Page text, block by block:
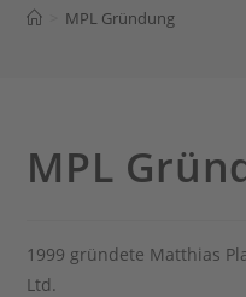
MPL Gründung
MPL
1999 gründete Matthias
Ltd.